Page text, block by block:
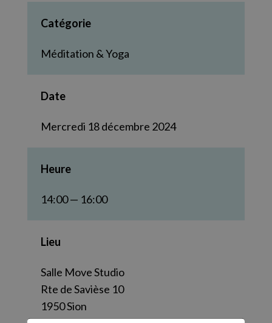
Catégorie
Méditation & Yoga
Date
Mercredi 18 décembre 2024
Heure
14:00 — 16:00
Lieu
Salle Move Studio
Rte de Savièse 10
1950Sion